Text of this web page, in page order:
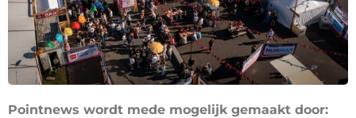
Pointnews wordt mede mogelijk gemaakt door: